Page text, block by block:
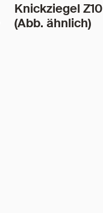
Knickziegel Z10
(Abb. ähnlich)